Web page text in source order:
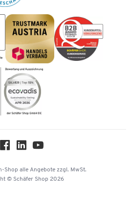
Shop alle Angebote zzgl. MwSt.
© Schäfer Shop 2026